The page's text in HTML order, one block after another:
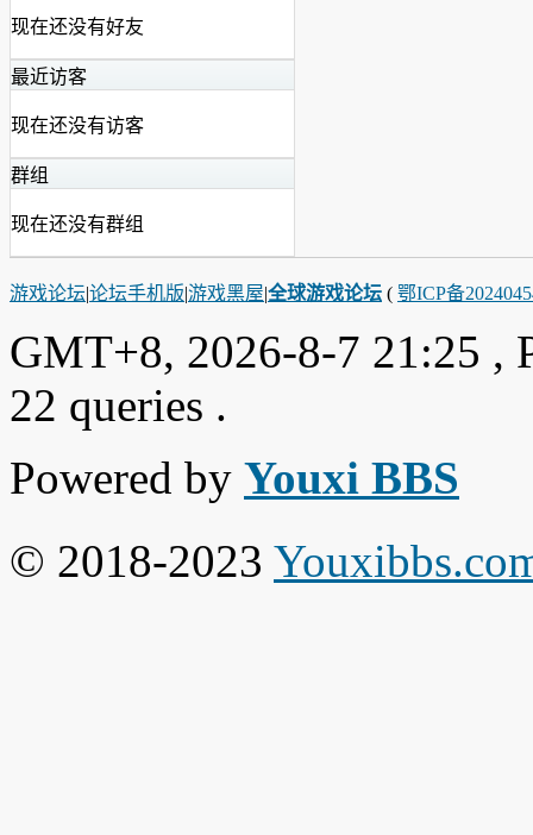
现在还没有好友
最近访客
现在还没有访客
群组
现在还没有群组
游戏论坛|论坛手机版|游戏黑屋|全球游戏论坛 ( 鄂ICP备
GMT+8, 2026-8-7 21:25 ,
22 queries .
Powered by Youxi BBS
© 2018-2023